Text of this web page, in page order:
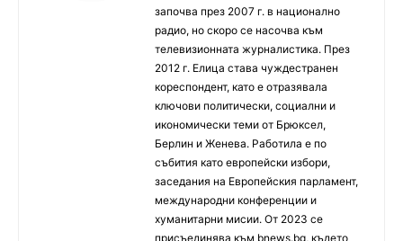
започва през 2007 г. в национално
радио, но скоро се насочва към
телевизионната журналистика. През
2012 г. Елица става чуждестранен
кореспондент, като е отразявала
ключови политически, социални и
икономически теми от Брюксел,
Берлин и Женева. Работила е по
събития като европейски избори,
заседания на Европейския парламент,
международни конференции и
хуманитарни мисии. От 2023 се
присъединява към bnews.bg, където